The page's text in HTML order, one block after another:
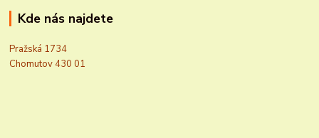
Kde nás najdete
Pražská 1734
Chomutov 430 01